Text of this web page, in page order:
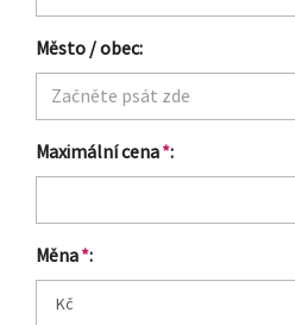
Město / obec:
Maximální cena*:
Měna*: